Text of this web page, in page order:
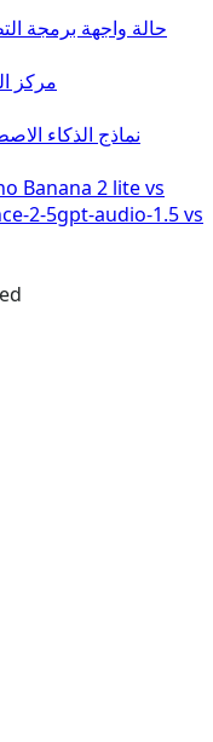
حالة واجهة برمجة
مركز
نماذج الذكاء
Banana 2 lite vs
2-5gpt-audio-1.5 vs